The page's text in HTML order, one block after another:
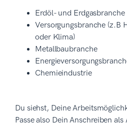
Erdöl- und Erdgasbranche
Versorgungsbranche (z.B
oder Klima)
Metallbaubranche
Chemieindustrie
Du siehst, Deine
Passe also Dein Anschreiben